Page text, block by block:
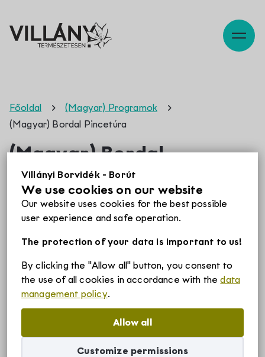
Villányi Borvidék - Borút
We use cookies on our website
Our website uses cookies for the best possible
user experience and safe operation.
The protection of your data is important to us!
By clicking the "Allow all" button, you consent to
the use of all cookies in accordance with thedata
management policy.
Allow all
Customize permissions
Description Map, reach
Főoldal
(Magyar) Programok
(Magyar) Bordal Pincetúra
(Magyar) Bordal
Pincetúra
Žao nam je, ne postoji prijevod na raspolaganju za ovaj
proizvod jošMagyar .
Tickets
Tickets are no longer available
Szabadidő
Pincék
Programok
Éttermek
Szállások
Borvidékről